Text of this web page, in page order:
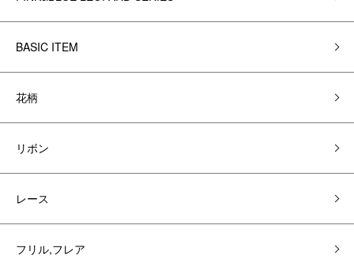
BASIC ITEM
花柄
リボン
レース
フリル,フレア